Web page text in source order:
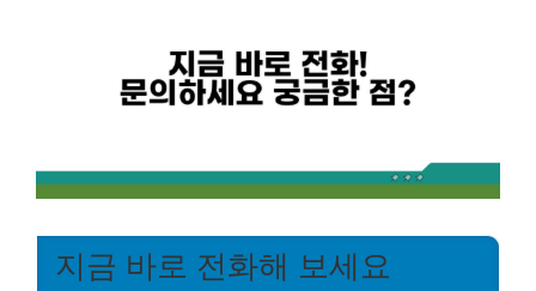
지금 바로 전화해 보세요